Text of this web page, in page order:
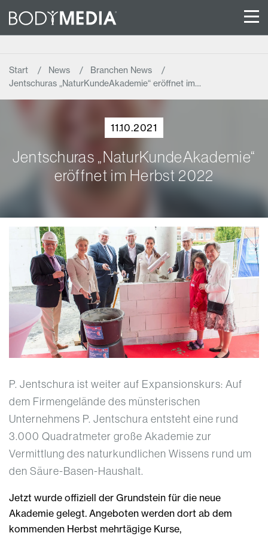
Start News
Branchen News
Jentschuras „NaturKundeAkademie“ eröffnet im…
11.10.2021
Jentschuras „NaturKundeAkademie“
eröffnet im Herbst 2022
P. Jentschura ist weiter auf Expansionskurs: Auf
dem Firmengelände des münsterischen
Unternehmens P. Jentschura entsteht eine rund
3.000 Quadratmeter große Akademie zur
Vermittlung des naturkundlichen Wissens rund um
den Säure-Basen-Haushalt.
Jetzt wurde offiziell der Grundstein für die neue
Akademie gelegt. Angeboten werden dort ab dem
kommenden Herbst mehrtägige Kurse,